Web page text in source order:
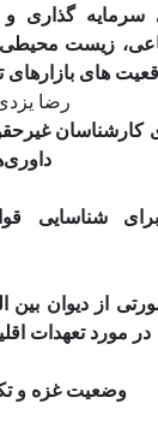
زیست
های
رضا
کارشناسان
شناسایی
از دیوان بین
در مورد تعهدات
وضعیت غزه و